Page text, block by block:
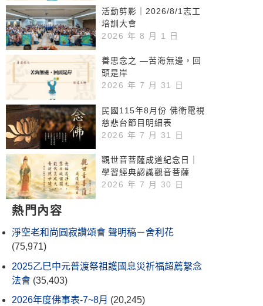
活動剪影｜2026/8/1志工
培訓大會
2026 年 8 月 1 日
善思念之 —苦海無邊，回
頭是岸
2026 年 7 月 31 日
民國115年8月份 佛衛電視
慈悲台節目明細表
2026 年 7 月 31 日
觀世音菩薩成道紀念日｜
學習經典認識觀音菩薩
2026 年 7 月 30 日
熱門內容
淨空老和尚圓寂讚頌會 聲明稿－舍利花
(75,971)
2025乙巳中元普渡祭祖護國息災祈福超薦繫念
法會 (35,403)
2026年度佛事表-7~8月 (20,245)